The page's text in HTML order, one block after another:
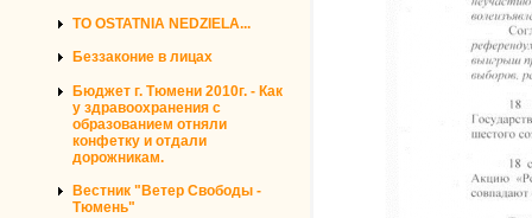
TO OSTATNIA NEDZIELA...
Беззаконие в лицах
Бюджет г. Тюмени 2010г. - Как
у здравоохранения с
образованием отняли
конфетку и отдали
дорожникам.
Вестник "Ветер Свободы -
Тюмень"